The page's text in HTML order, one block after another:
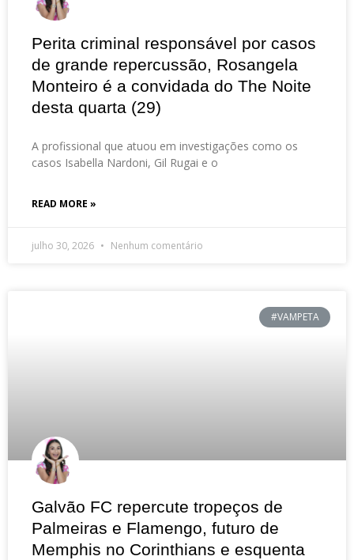
Perita criminal responsável por casos
de grande repercussão, Rosangela
Monteiro é a convidada do The Noite
desta quarta (29)
A profissional que atuou em investigações como os
casos Isabella Nardoni, Gil Rugai e o
READ MORE »
julho 30, 2026 Nenhum comentário
#VAMPETA
Galvão FC repercute tropeços de
Palmeiras e Flamengo, futuro de
Memphis no Corinthians e esquenta